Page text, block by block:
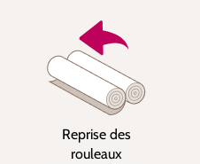
Reprise des
rouleaux